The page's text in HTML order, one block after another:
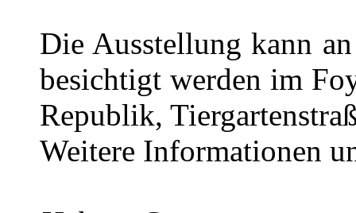
Die Ausstellung kann
besichtigt werden im
Republik,
Weitere Informationen